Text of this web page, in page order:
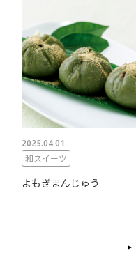
2025.04.01
和スイーツ
よもぎまんじゅう